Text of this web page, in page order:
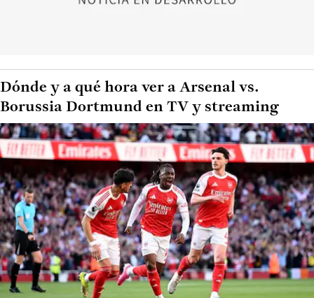
Dónde y a qué hora ver a Arsenal vs.
Borussia Dortmund en TV y streaming